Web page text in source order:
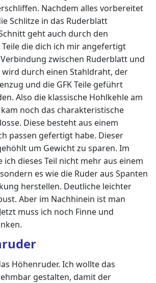
Nachdem alles vorbereitet
Schlitze in das Ruderblatt
geht auch durch den
Teile die dich ich mir angefertigt
zwischen Ruderblatt und
wird durch einen Stahldraht, der
und die GFK Teile geführt
Also die klassische Hohlkehle am
noch das charakteristische
Diese besteht aus einem
passen gefertigt habe. Dieser
um Gewicht zu sparen. Im
ich dieses Teil nicht mehr aus einem
es wie die Ruder aus Spanten
herstellen. Deutliche leichter
Aber im Nachhinein ist man
muss ich noch Finne und
Höhenruder. Ich wollte das
gestalten, damit der